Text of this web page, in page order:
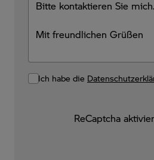
Ich habe die
ReCaptcha